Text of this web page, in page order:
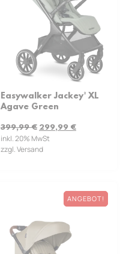
Easywalker Jackey² XL
Agave Green
399,99€ 299,99 €
inkl. 20% MwSt
zzgl. Versand
ANGEBOT!